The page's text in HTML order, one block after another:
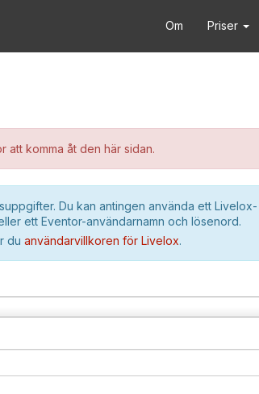
Om Priser
att komma åt den här sidan.
Du kan antingen använda ett Livelox-
ett Eventor-användarnamn och lösenord.
du användarvillkoren för Livelox.